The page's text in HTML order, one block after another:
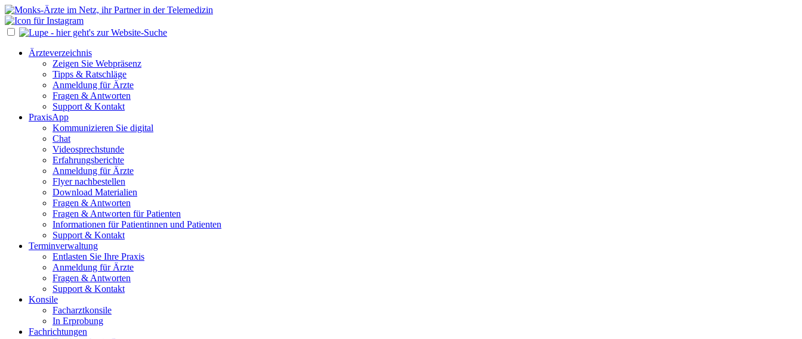
Ärzteverzeichnis
Zeigen Sie Webpräsenz
Tipps & Ratschläge
Anmeldung für Ärzte
Fragen & Antworten
Support & Kontakt
PraxisApp
Kommunizieren Sie digital
Chat
Videosprechstunde
Erfahrungsberichte
Anmeldung für Ärzte
Flyer nachbestellen
Download Materialien
Fragen & Antworten
Fragen & Antworten für Patienten
Informationen für Patientinnen und Patienten
Support & Kontakt
Terminverwaltung
Entlasten Sie Ihre Praxis
Anmeldung für Ärzte
Fragen & Antworten
Support & Kontakt
Konsile
Facharztkonsile
In Erprobung
Fachrichtungen